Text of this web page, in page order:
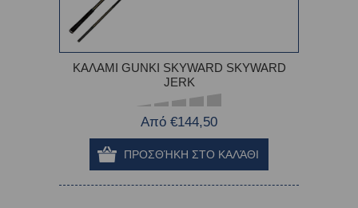
ΚΑΛΑΜΙ GUNKI SKYWARD SKYWARD
JERK
Από €144,50